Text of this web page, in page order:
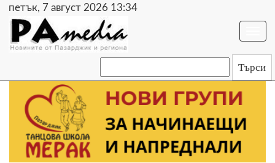
петък, 7 август 2026 13:34